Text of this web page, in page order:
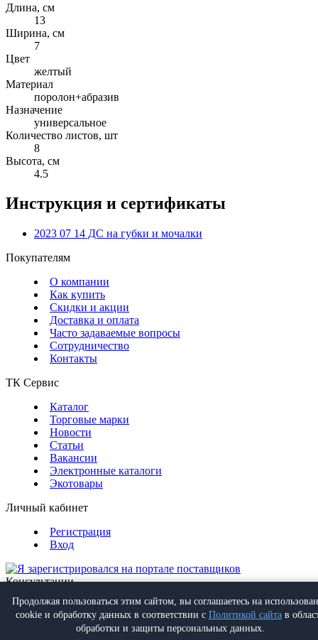
Длина, см
13
Ширина, см
7
Цвет
желтый
Материал
поролон+абразив
Назначение
универсальное
Количество листов, шт
8
Высота, см
4.5
Инструкция и сертификаты
2023 07 14 ДС на губки и мочалки
Покупателям
О компании
Как купить
Скидки и акции
Доставка и оплата
Часто задаваемые вопросы
Сотрудничество
Контакты
ТК Сервис
Каталог
Торговые марки
Новости
Статьи
Вакансии
Электронные каталоги
Экотовары
Личный кабинет
Регистрация
Вход
Консультации
Позвонить +7 (495) 988-07-08
Написатьinfo@proff-comfort.ru
Продолжая пользоваться этим сайтом, вы соглашаетесь на
cookie и обработку данных в соответствии с Политикой сайтав
обработки и защиты персональных данных.